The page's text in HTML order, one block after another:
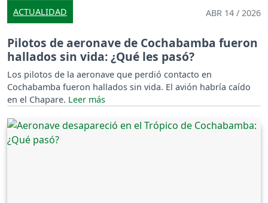
ACTUALIDAD ABR 14 / 2026
Pilotos de aeronave de Cochabamba fueron
hallados sin vida: ¿Qué les pasó?
Los pilotos de la aeronave que perdió contacto en
Cochabamba fueron hallados sin vida. El avión habría caído
en el Chapare.